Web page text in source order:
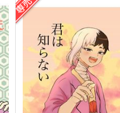
指先はかく語りき
Nuca
865円 （税込）
石神千空×あさぎりゲン